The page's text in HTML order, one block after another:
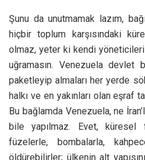
Şunu da unutmamak lazım,
hiçbir toplum karşısındaki
olmaz, yeter ki kendi yöneticileri
uğramasın. Venezuela devlet
paketleyip almaları her yerde
halkı ve en yakınları olan eşraf
Bu bağlamda Venezuela, ne
bile yapılmaz. Evet,
füzelerle, bombalarla,
öldürebilirler; ülkenin alt